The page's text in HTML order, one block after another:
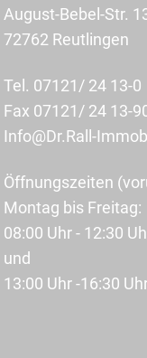
August-Bebel-Str.
72762 Reutlingen
Tel. 07121/ 24 13-0
Fax 07121/ 24 13-
Info@Dr.Rall-
Öffnungszeiten
Montag bis Freitag:
08:00 Uhr - 12:30
und
13:00 Uhr -16:30